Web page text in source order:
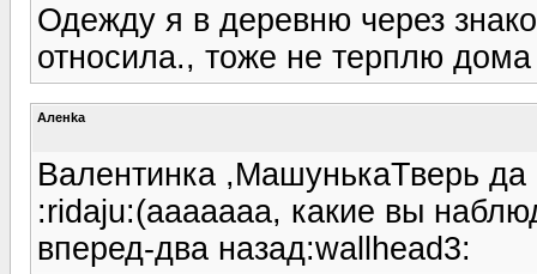
Одежду я в деревню через
относила., тоже не терплю
Аленka
Валентинка ,МашунькаТверь
:ridaju:(ааааааа, какие вы
вперед-два назад:wallhead3: